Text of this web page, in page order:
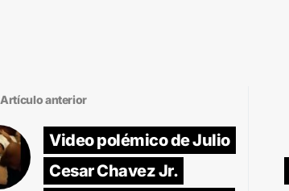
Artículo anterior
Video polémico de Julio
Cesar Chavez Jr.